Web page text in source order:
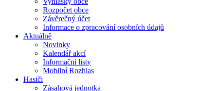
Rozpočet obce
Závěrečný účet
Informace o zpracování osobních údajů
Aktuálně
Novinky
Kalendář akcí
Informační listy
Mobilní Rozhlas
Hasiči
Zásahová jednotka